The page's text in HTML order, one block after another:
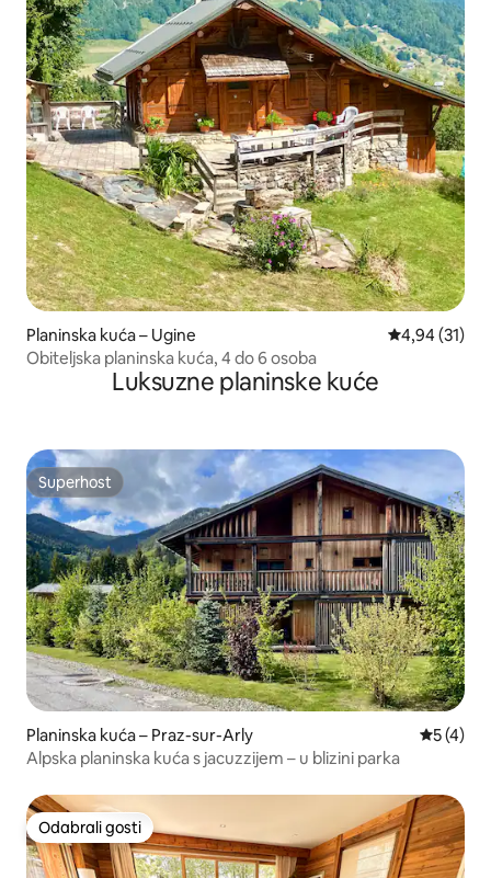
Planinska kuća – Ugine Prosječna
4,94 (31)
Obiteljska planinska kuća, 4 do 6 osoba
Luksuzne planinske kuće
Superhost
Superhost
Planinska kuća – Praz-sur-Arly
5 (4)
Alpska planinska kuća s jacuzzijem – u blizini parka
Odabrali gosti
Odabrali gosti